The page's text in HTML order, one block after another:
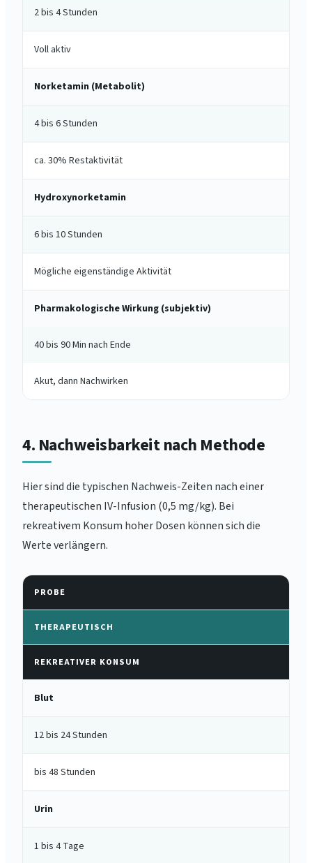
2 bis 4 Stunden
Voll aktiv
Norketamin (Metabolit)
4 bis 6 Stunden
ca. 30% Restaktivität
Hydroxynorketamin
6 bis 10 Stunden
Mögliche eigenständige Aktivität
Pharmakologische Wirkung (subjektiv)
40 bis 90 Min nach Ende
Akut, dann Nachwirken
4. Nachweisbarkeit nach Methode
Hier sind die typischen Nachweis-Zeiten nach einer
therapeutischen IV-Infusion (0,5 mg/kg). Bei
rekreativem Konsum hoher Dosen können sich die
Werte verlängern.
PROBE
THERAPEUTISCH
REKREATIVER KONSUM
Blut
12 bis 24 Stunden
bis 48 Stunden
Urin
1 bis 4 Tage